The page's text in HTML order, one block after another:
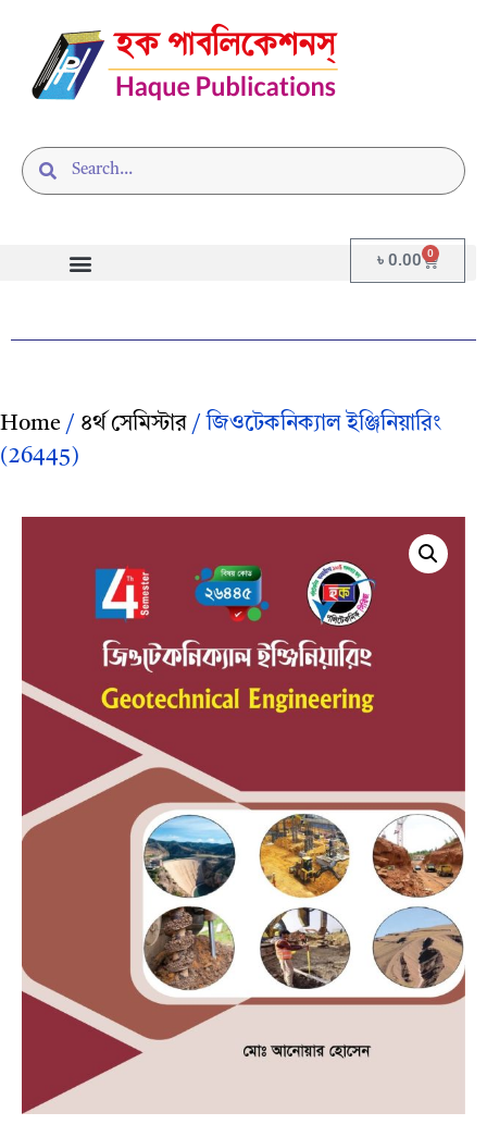
৳ 0.00 0
Home / ৪র্থ সেমিস্টার / জিওটেকনিক্যাল ইঞ্জিনিয়ারিং
(26445)